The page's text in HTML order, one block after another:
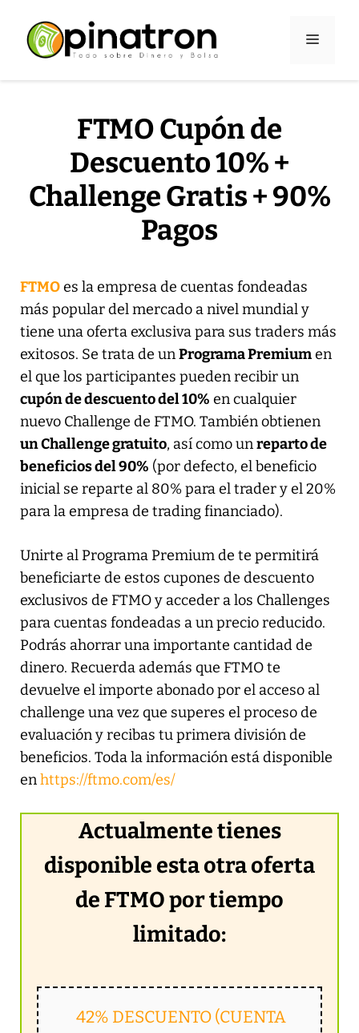
contenido
Menú
FTMO Cupón de
Descuento 10% +
Challenge Gratis + 90%
Pagos
FTMOes la empresa de cuentas fondeadas
más popular del mercado a nivel mundial y
tiene una oferta exclusiva para sus traders más
exitosos. Se trata de unPrograma Premiumen
el que los participantes pueden recibir un
cupón de descuento del 10% en cualquier
nuevo Challenge de FTMO. También obtienen
un Challenge gratuito, así como unreparto de
beneficios del 90% (por defecto, el beneficio
inicial se reparte al 80% para el trader y el 20%
para la empresa de trading financiado).
Unirte al Programa Premium de te permitirá
beneficiarte de estos cupones de descuento
exclusivos de FTMO y acceder a los Challenges
para cuentas fondeadas a un precio reducido.
Podrás ahorrar una importante cantidad de
dinero. Recuerda además que FTMO te
devuelve el importe abonado por el acceso al
challenge una vez que superes el proceso de
evaluación y recibas tu primera división de
beneficios. Toda la información está disponible
enhttps://ftmo.com/es/
Actualmente tienes
disponible esta otra oferta
de FTMO por tiempo
limitado:
42% DESCUENTO (CUENTA